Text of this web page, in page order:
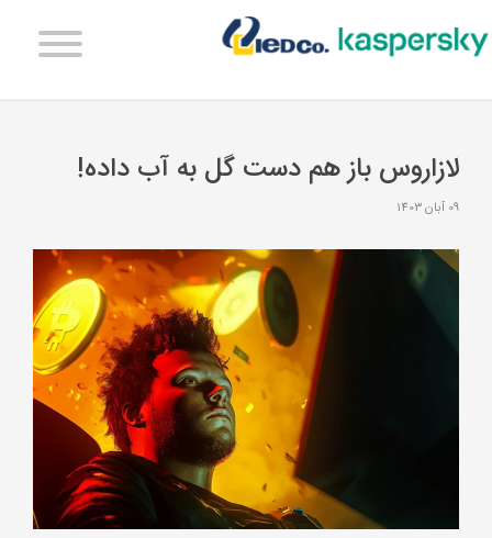
لازاروس باز هم دست گل به آب داده!
09 آبان 1403